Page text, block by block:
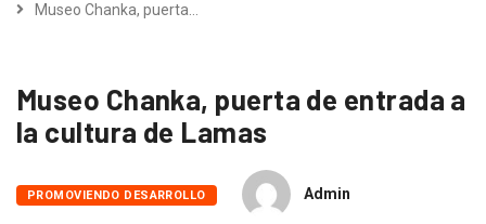
Museo Chanka, puerta…
Museo Chanka, puerta de entrada a
la cultura de Lamas
PROMOVIENDO DESARROLLO Admin